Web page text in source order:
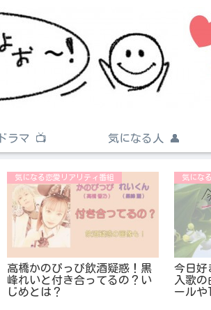
ドラマ 📺 気になる人 👤
気になる恋愛リアリティ番組
高橋かのぴっぴ飲酒疑惑！黒
峰れいと付き合ってるの？い
じめとは？
気にな
今日好
入歌の
ールや